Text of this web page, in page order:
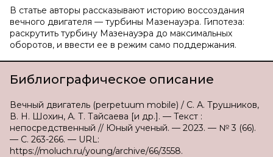
В статье авторы рассказывают историю воссоздания
вечного двигателя — турбины Мазенауэра. Гипотеза:
раскрутить турбину Мазенауэра до максимальных
оборотов, и ввести ее в режим само поддержания.
Библиографическое описание
Вечный двигатель (perpetuum mobile) / С. А. Трушников,
В. Н. Шохин, А. Т. Тайсаева [и др.]. — Текст :
непосредственный // Юный ученый. — 2023. — № 3 (66).
— С. 263-266. — URL:
https://moluch.ru/young/archive/66/3558.